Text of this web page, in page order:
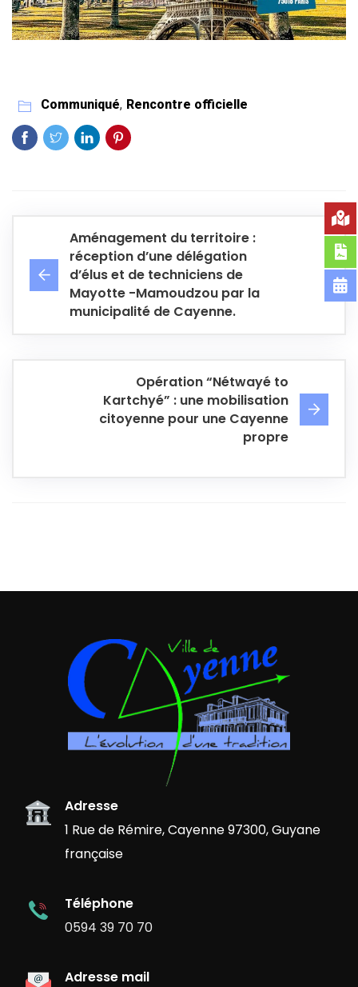
Communiqué, Rencontre officielle
Aménagement du territoire :
réception d’une délégation
d’élus et de techniciens de
Mayotte -Mamoudzou par la
municipalité de Cayenne.
Opération “Nétwayé to
Kartchyé” : une mobilisation
citoyenne pour une Cayenne
propre
Adresse
1 Rue de Rémire, Cayenne 97300, Guyane
française
Téléphone
0594 39 70 70
Adresse mail